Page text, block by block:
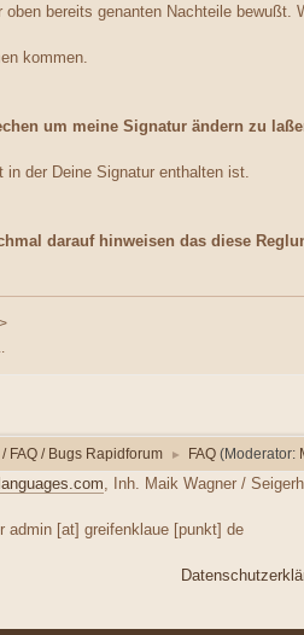
oben bereits genanten Nachteile
kommen.
um meine Signatur ändern zu
der Deine Signatur enthalten ist.
darauf hinweisen das diese
FAQ / Bugs Rapidforum ► FAQ (Moderator:
, Inh. Maik Wagner /
admin [at] greifenklaue [punkt] de